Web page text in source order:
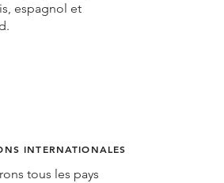
espagnol et
INTERNATIONALES
tous les pays